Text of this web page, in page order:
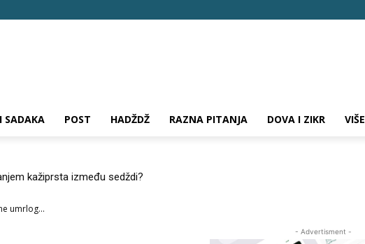
SADAKA POST HADŽDŽ RAZNA PITANJA DOVA I ZIKR VIŠE
kažiprsta između sedždi?
umrlog...
- Advertisment -